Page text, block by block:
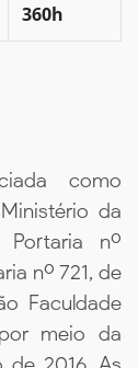
360h
como
da
nº
nº 721, de
Faculdade
meio da